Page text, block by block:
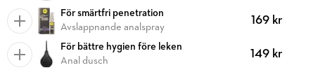
För smärtfri penetration
Avslappnande analspray
169 kr
För bättre hygien före leken
Anal dusch
149 kr